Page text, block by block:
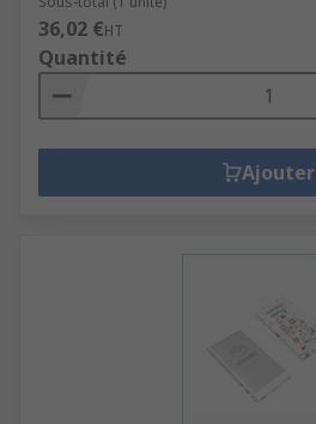
36,02 €HT
Quantité
Ajouter